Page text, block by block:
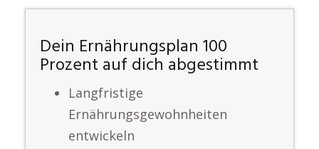
Dein Ernährungsplan 100
Prozent auf dich abgestimmt
Langfristige
Ernährungsgewohnheiten
entwickeln